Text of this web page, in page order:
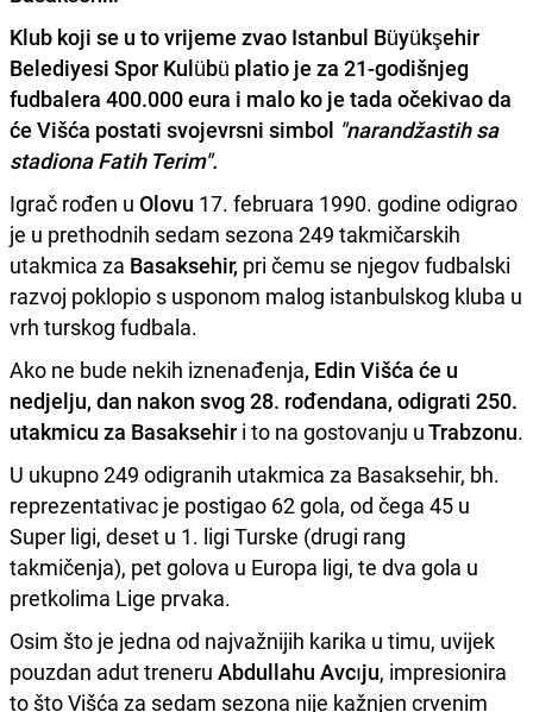
Klub koji se u to vrijeme zvao Istanbul Büyükşehir
Belediyesi Spor Kulübü platio je za 21-godišnjeg
fudbalera 400.000 eura i malo ko je tada očekivao da
će Višća postati svojevrsni simbol "narandžastih sa
stadiona Fatih Terim".
Igrač rođen u Olovu 17. februara 1990. godine odigrao
je u prethodnih sedam sezona 249 takmičarskih
utakmica za Basaksehir, pri čemu se njegov fudbalski
razvoj poklopio s usponom malog istanbulskog kluba u
vrh turskog fudbala.
Ako ne bude nekih iznenađenja, Edin Višća će u
nedjelju, dan nakon svog 28. rođendana, odigrati 250.
utakmicu za Basaksehir i to na gostovanju uTrabzonu.
U ukupno 249 odigranih utakmica za Basaksehir, bh.
reprezentativac je postigao 62 gola, od čega 45 u
Super ligi, deset u 1. ligi Turske (drugi rang
takmičenja), pet golova u Europa ligi, te dva gola u
pretkolima Lige prvaka.
Osim što je jedna od najvažnijih karika u timu, uvijek
pouzdan adut treneru Abdullahu Avcıju, impresionira
to što Višća za sedam sezona nije kažnjen crvenim